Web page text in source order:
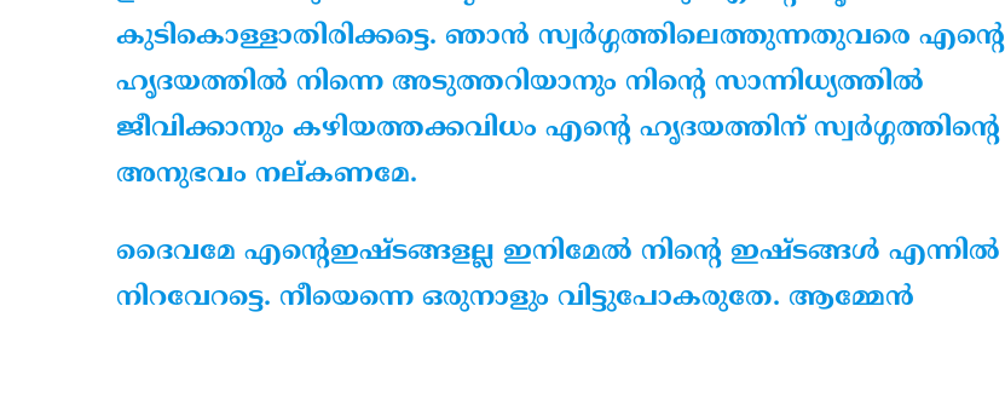
കുടികൊള്ളാതിരിക്കട്ടെ. ഞാന്‍ സ്വര്‍ഗ്ഗത്തിലെത്തുന്നതുവരെ എന്റെ
ഹൃദയത്തില്‍ നിന്നെ അടുത്തറിയാനും നിന്റെ സാന്നിധ്യത്തില്‍
ജീവിക്കാനും കഴിയത്തക്കവിധം എന്റെ ഹൃദയത്തിന് സ്വര്‍ഗ്ഗത്തിന്റെ
അനുഭവം നല്കണമേ.
ദൈവമേ എന്റെഇഷ്ടങ്ങളല്ല ഇനിമേല്‍ നിന്റെ ഇഷ്ടങ്ങള്‍ എന്നില്‍
നിറവേറട്ടെ. നീയെന്നെ ഒരുനാളും വിട്ടുപോകരുതേ. ആമ്മേന്‍